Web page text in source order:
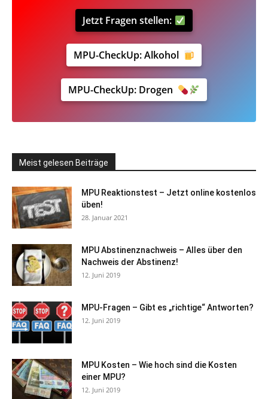
Jetzt Fragen stellen:
MPU-CheckUp: Alkohol
MPU-CheckUp: Drogen
Meist gelesen Beiträge
MPU Reaktionstest – Jetzt online kostenlos
üben!
28. Januar 2021
MPU Abstinenznachweis – Alles über den
Nachweis der Abstinenz!
12. Juni 2019
MPU-Fragen – Gibt es „richtige“ Antworten?
12. Juni 2019
MPU Kosten – Wie hoch sind die Kosten
einer MPU?
12. Juni 2019